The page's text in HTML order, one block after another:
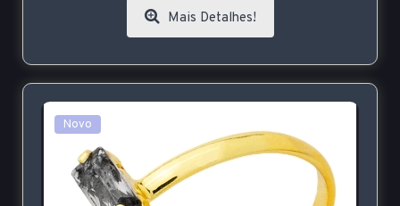
Mais Detalhes!
Novo